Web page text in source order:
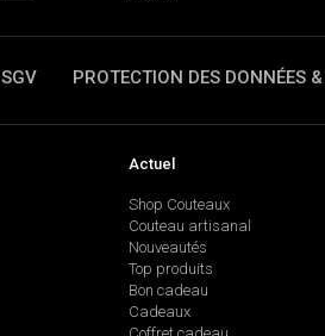
SGV PROTECTION DES DONNÉES
Actuel
Shop Couteaux
Couteau artisanal
Nouveautés
Top produits
Bon cadeau
Cadeaux